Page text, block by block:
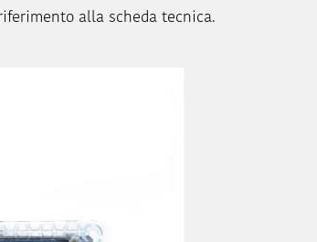
alla scheda tecnica.